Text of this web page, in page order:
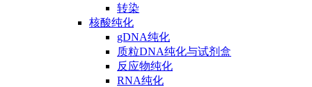
转染
核酸纯化
gDNA纯化
质粒DNA纯化与试剂盒
反应物纯化
RNA纯化